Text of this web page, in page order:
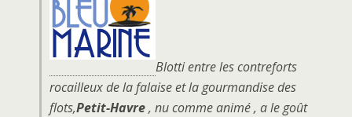
Blotti entre les contreforts
rocailleux de la falaise et la gourmandise des
flots,Petit-Havre, nu comme animé , a le goût